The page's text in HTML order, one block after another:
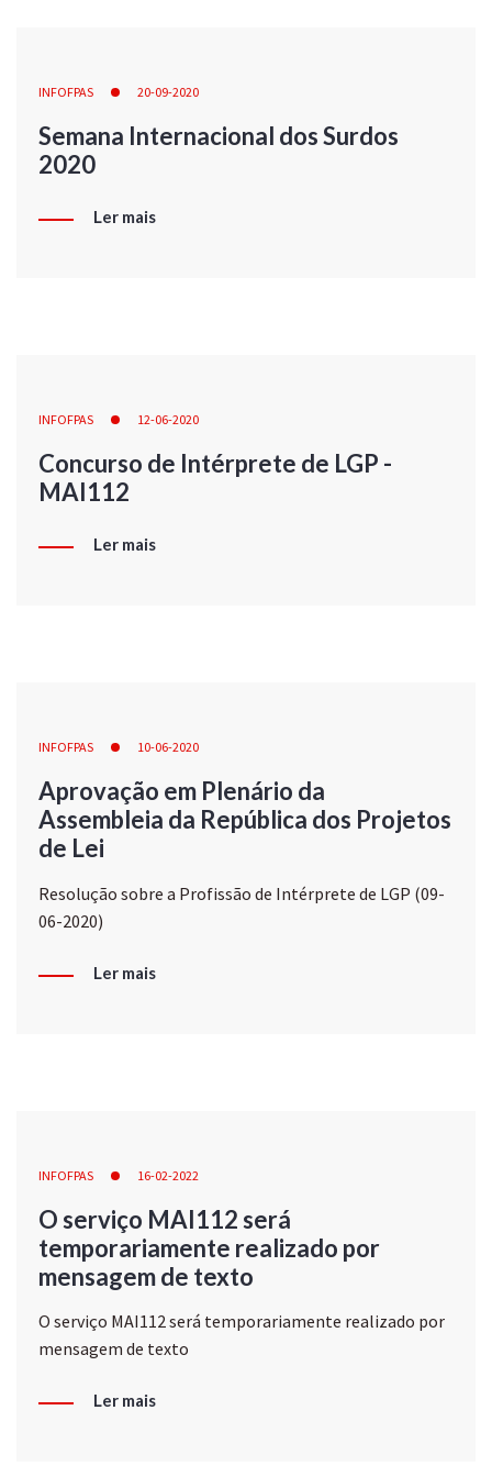
INFOFPAS 20-09-2020
Semana Internacional dos Surdos
2020
Ler mais
INFOFPAS 12-06-2020
Concurso de Intérprete de LGP -
MAI112
Ler mais
INFOFPAS 10-06-2020
Aprovação em Plenário da
Assembleia da República dos Projetos
de Lei
Resolução sobre a Profissão de Intérprete de LGP (09-
06-2020)
Ler mais
INFOFPAS 16-02-2022
O serviço MAI112 será
temporariamente realizado por
mensagem de texto
O serviço MAI112 será temporariamente realizado por
mensagem de texto
Ler mais